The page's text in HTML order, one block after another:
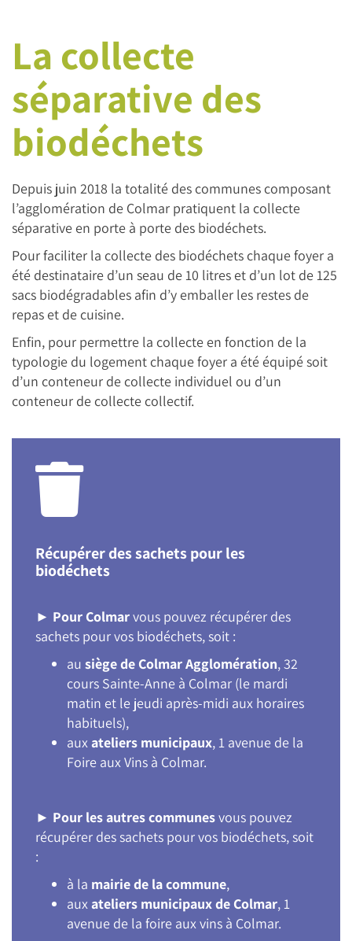
La collecte
séparative des
biodéchets
Depuis juin 2018 la totalité des communes composant
l’agglomération de Colmar pratiquent la collecte
séparative en porte à porte des biodéchets.
Pour faciliter la collecte des biodéchets chaque foyer a
été destinataire d’un seau de 10 litres et d’un lot de 125
sacs biodégradables afin d’y emballer les restes de
repas et de cuisine.
Enfin, pour permettre la collecte en fonction de la
typologie du logement chaque foyer a été équipé soit
d’un conteneur de collecte individuel ou d’un
conteneur de collecte collectif.
Récupérer des sachets pour les
biodéchets
► Pour Colmarvous pouvez récupérer des
sachets pour vos biodéchets, soit :
au siège de Colmar Agglomération, 32
cours Sainte-Anne à Colmar (le mardi
matin et le jeudi après-midi aux horaires
habituels),
auxateliers municipaux, 1 avenue de la
Foire aux Vins à Colmar.
► Pour les autres communesvous pouvez
récupérer des sachets pour vos biodéchets, soit
:
à la mairie de la commune,
auxateliers municipaux de Colmar, 1
avenue de la foire aux vins à Colmar.